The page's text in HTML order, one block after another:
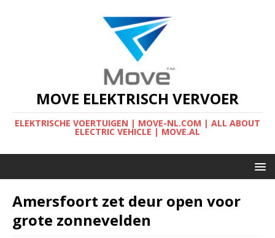
MOVE ELEKTRISCH VERVOER
ELEKTRISCHE VOERTUIGEN | MOVE-NL.COM | ALL ABOUT
ELECTRIC VEHICLE | MOVE.AL
Amersfoort zet deur open voor
grote zonnevelden